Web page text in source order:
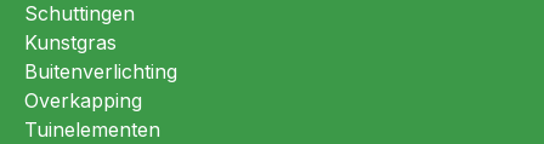
Schuttingen
Kunstgras
Buitenverlichting
Overkapping
Tuinelementen